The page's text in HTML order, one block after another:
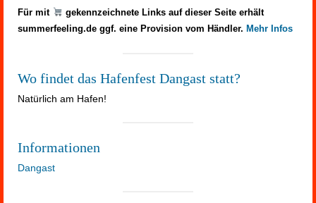
Für mit
gekennzeichnete Links auf dieser Seite erhält
summerfeeling.de ggf. eine Provision vom Händler. Mehr Infos
Wo findet das Hafenfest Dangast statt?
Natürlich am Hafen!
Informationen
Dangast